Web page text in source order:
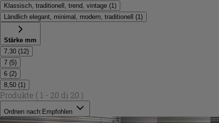
Klassisch, traditionell, trend, vintage (1 )
Ländlich elegant, minimal, modern, traditionell
(1 )
Stärke mm
7,30 (12)
7 (5)
6 (2)
8,50 (1 )
Produkte ( 1 - 20 di 20 )
Ordnen nach: Empfohlen